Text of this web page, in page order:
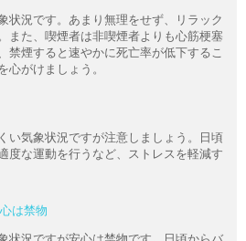
状況です。あまり無理をせず、リラック
また、喫煙者は非喫煙者よりも心筋梗塞
禁煙すると速やかに死亡率が低下するこ
心がけましょう。
い気象状況ですが注意しましょう。日頃
度な運動を行うなど、ストレスを軽減す
は禁物